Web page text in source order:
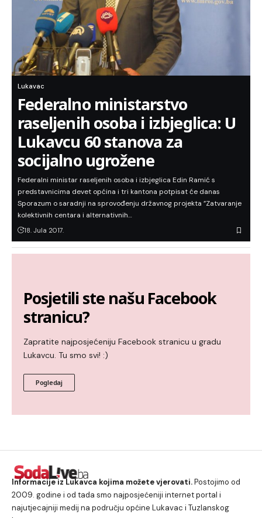
Lukavac
Federalno ministarstvo
raseljenih osoba i izbjeglica: U
Lukavcu 60 stanova za
socijalno ugrožene
Federalni ministar raseljenih osoba i izbjeglica Edin Ramić s
predstavnicima devet općina i tri kantona potpisat će danas
Sporazum o saradnji na sprovođenju državnog projekta ”Zatvaranje
kolektivnih centara i alternativnih…
18. Jula 2017.
Posjetili ste našu Facebook
stranicu?
Zapratite najposjećeniju Facebook stranicu u gradu
Lukavcu. Tu smo svi! :)
Pogledaj
Informacije iz Lukavca kojima možete vjerovati.Postojimo od
2009. godine i od tada smo najposjećeniji internet portal i
najutjecajniji medij na području općine Lukavac i Tuzlanskog